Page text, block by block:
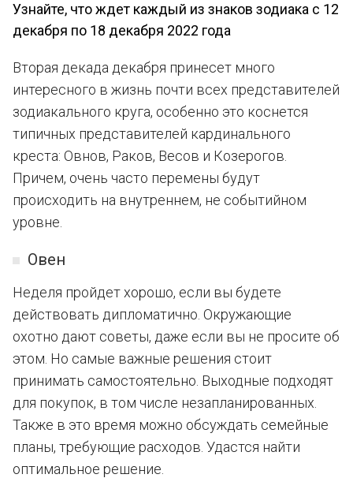
Узнайте, что ждет каждый из знаков зодиака с 12
декабря по 18 декабря 2022 года
Вторая декада декабря принесет много
интересного в жизнь почти всех представителей
зодиакального круга, особенно это коснется
типичных представителей кардинального
креста: Овнов, Раков, Весов и Козерогов.
Причем, очень часто перемены будут
происходить на внутреннем, не событийном
уровне.
Овен
Неделя пройдет хорошо, если вы будете
действовать дипломатично. Окружающие
охотно дают советы, даже если вы не просите об
этом. Но самые важные решения стоит
принимать самостоятельно. Выходные подходят
для покупок, в том числе незапланированных.
Также в это время можно обсуждать семейные
планы, требующие расходов. Удастся найти
оптимальное решение.